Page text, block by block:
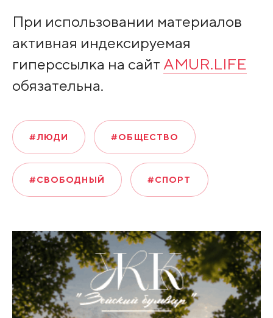
При использовании материалов
активная индексируемая
гиперссылка на сайт AMUR.LIFE
обязательна.
#ЛЮДИ #ОБЩЕСТВО
#СВОБОДНЫЙ #СПОРТ